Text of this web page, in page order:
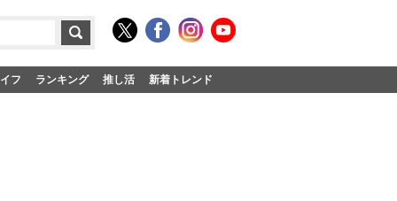
フ ランキング 推し活 新着トレンド